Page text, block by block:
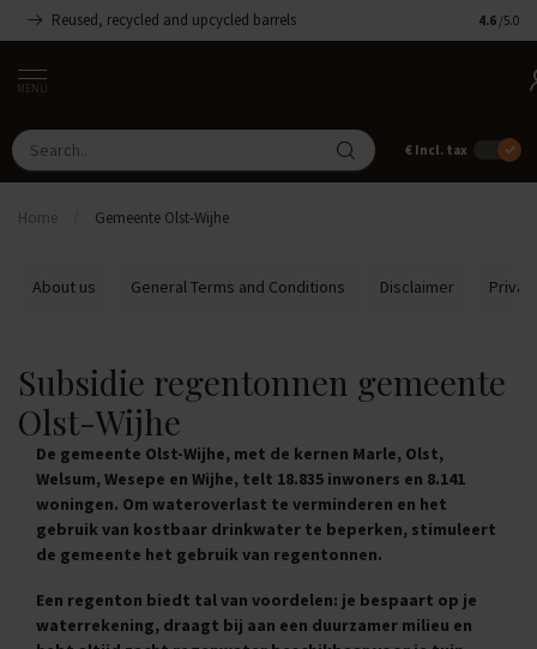
Reused, recycled and upcycled barrels 4.6 /5.0
MENU
€ Incl. tax
Home Gemeente Olst-Wijhe
About us General Terms and Conditions Disclaimer
Subsidie regentonnen gemeente
Olst-Wijhe
De gemeente Olst-Wijhe, met de kernen Marle, Olst,
Welsum, Wesepe en Wijhe, telt 18.835 inwoners en 8.141
woningen. Om wateroverlast te verminderen en het
gebruik van kostbaar drinkwater te beperken, stimuleert
de gemeente het gebruik van regentonnen.
Een regenton biedt tal van voordelen: je bespaart op je
waterrekening, draagt bij aan een duurzamer milieu en